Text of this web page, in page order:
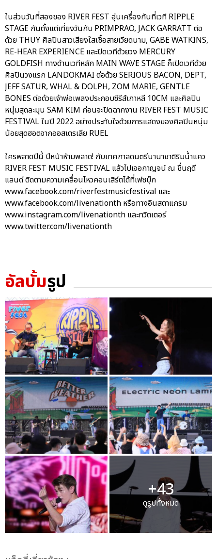
ในส่วนวันที่สองของ RIVER FEST อุ่นเครื่องกันที่เวที RIPPLE
STAGE กันตั้งแต่เที่ยงวันกับ PRIMPRAO, JACK GARRATT ต่อ
ด้วย THUY ศิลปินสาวเสียงใสเชื้อสายเวียดนาม, GABE WATKINS,
RE-HEAR EXPERIENCE และปิดเวทีด้วยวง MERCURY
GOLDFISH ทางด้านเวทีหลัก MAIN WAVE STAGE ก็เปิดเวทีด้วย
ศิลปินวงแรก LANDOKMAI ต่อด้วย SERIOUS BACON, DEPT,
JEFF SATUR, WHAL & DOLPH, ZOM MARIE, GENTLE
BONES ต่อด้วยเจ้าพ่อเพลงประกอบซีรีส์เกาหลี 10CM และศิลปิน
หนุ่มสุดละมุน SAM KIM ก่อนจะปิดฉากงาน RIVER FEST MUSIC
FESTIVAL ในปี 2022 อย่างประทับใจด้วยการแสดงของศิลปินหนุ่ม
น้อยสุดฮอตจากออสเตรเลีย RUEL
ใครพลาดปีนี้ ปีหน้าห้ามพลาด! กับเทศกาลดนตรีนานาชาติริมน้ำแคว
RIVER FEST MUSIC FESTIVAL แล้วไปเจอกาญจน์ ณ ชื่นฤดี
แลนด์ ติดตามความเคลื่อนไหวคอนเสิร์ตได้ที่เฟซบุ๊ก
www.facebook.com/riverfestmusicfestival และ
www.facebook.com/livenationth หรือทางอินสตาแกรม
www.instagram.com/livenationth และทวิตเตอร์
www.twitter.com/livenationth
อัลบั้มรูป
+43
ดูรูปทั้งหมด